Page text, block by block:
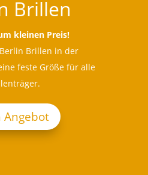
Brillen
kleinen Preis!
Brillen in der
feste Größe für alle
Angebot